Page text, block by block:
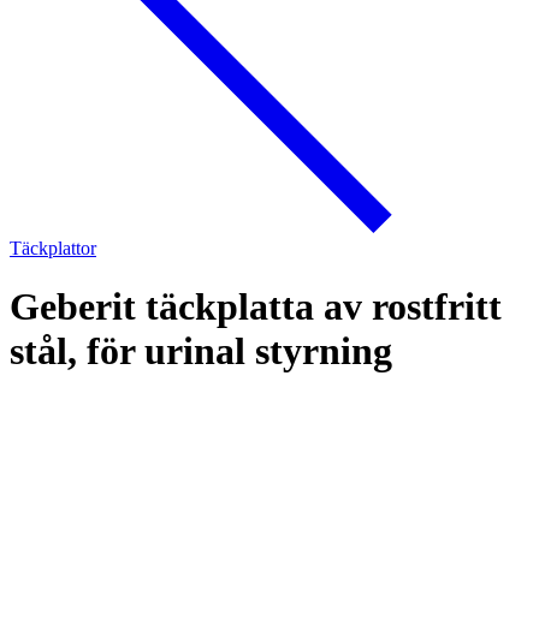
Täckplattor
Geberit täckplatta av rostfritt
stål, för urinal styrning